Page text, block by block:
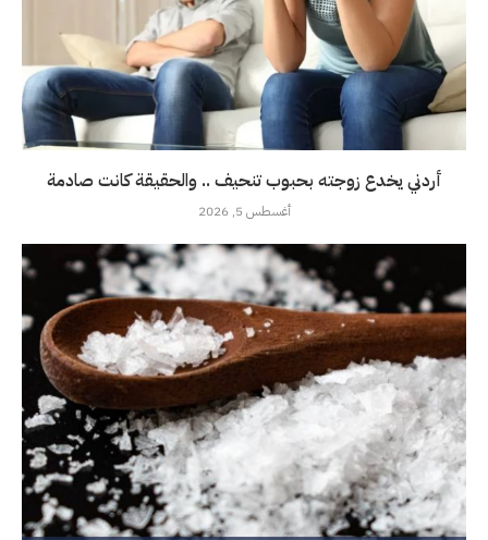
أردني يخدع زوجته بحبوب تنحيف .. والحقيقة كانت صادمة
أغسطس 5, 2026